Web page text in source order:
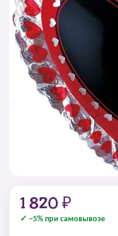
1 820 ₽
✓ −5% при самовывозе